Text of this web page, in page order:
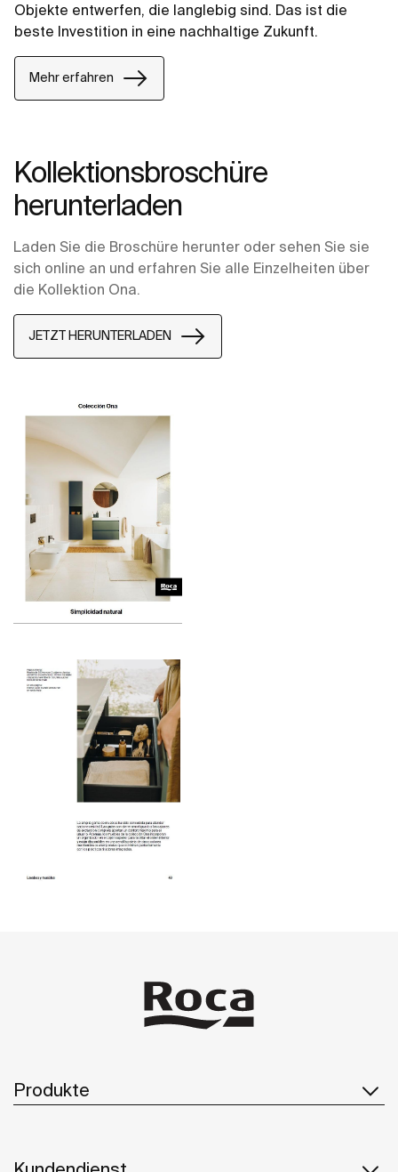
Objekte entwerfen, die langlebig sind. Das ist die
beste Investition in eine nachhaltige Zukunft.
Mehr erfahren
Kollektionsbroschüre
herunterladen
Laden Sie die Broschüre herunter oder sehen Sie sie
sich online an und erfahren Sie alle Einzelheiten über
die Kollektion Ona.
JETZT HERUNTERLADEN
Produkte